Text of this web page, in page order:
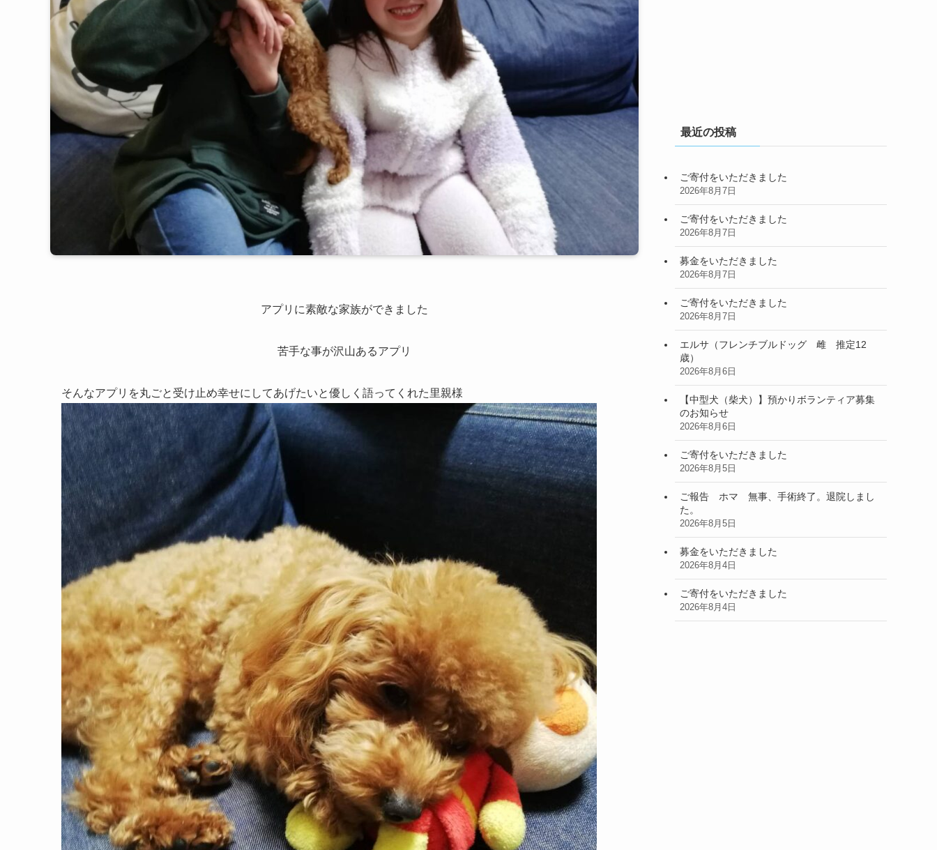
アプリに素敵な家族ができました
苦手な事が沢山あるアプリ
そんなアプリを丸ごと受け止め幸せにしてあげたいと優しく語ってくれた里親様
最近の投稿
ご寄付をいただきました
2026年8月7日
ご寄付をいただきました
2026年8月7日
募金をいただきました
2026年8月7日
ご寄付をいただきました
2026年8月7日
エルサ（フレンチブルドッグ 雌 推定12
歳）
2026年8月6日
【中型犬（柴犬）】預かりボランティア募集
のお知らせ
2026年8月6日
ご寄付をいただきました
2026年8月5日
ご報告 ホマ 無事、手術終了。退院しまし
た。
2026年8月5日
募金をいただきました
2026年8月4日
ご寄付をいただきました
2026年8月4日